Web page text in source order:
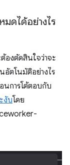
ดได้อย่างไร
องตัดสินใจว่าจะ
อัตโนมัติอย่างไร
นการโต้ตอบกับ
งับโดย